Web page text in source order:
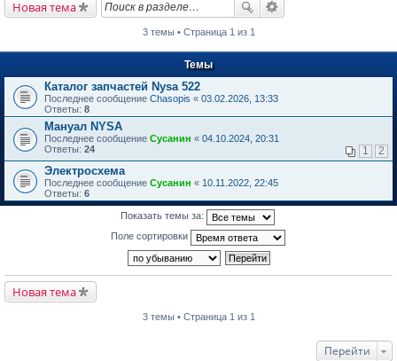
Новая тема
3 темы • Страница 1 из 1
Темы
Каталог запчастей Nysa 522
Последнее сообщение Chasopis « 03.02.2026, 13:33
Ответы: 8
Мануал NYSA
Последнее сообщение Сусанин « 04.10.2024, 20:31
Ответы: 24 1 2
Электросхема
Последнее сообщение Сусанин « 10.11.2022, 22:45
Ответы: 6
Показать темы за:
Поле сортировки
Новая тема
3 темы • Страница 1 из 1
Перейти